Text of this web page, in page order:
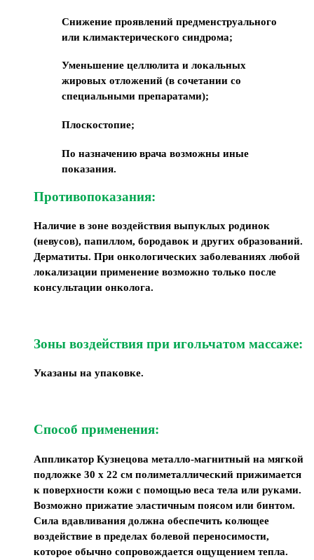
Снижение проявлений предменструального
или климактерического синдрома;
Уменьшение целлюлита и локальных
жировых отложений (в сочетании со
специальными препаратами);
Плоскостопие;
По назначению врача возможны иные
показания.
Противопоказания:
Наличие в зоне воздействия выпуклых родинок
(невусов), папиллом, бородавок и других образований.
Дерматиты. При онкологических заболеваниях любой
локализации применение возможно только после
консультации онколога.
Зоны воздействия при игольчатом массаже:
Указаны на упаковке.
Способ применения:
Аппликатор Кузнецова металло-магнитный на мягкой
подложке 30 х 22 см полиметаллический прижимается
к поверхности кожи с помощью веса тела или руками.
Возможно прижатие эластичным поясом или бинтом.
Сила вдавливания должна обеспечить колющее
воздействие в пределах болевой переносимости,
которое обычно сопровождается ощущением тепла.